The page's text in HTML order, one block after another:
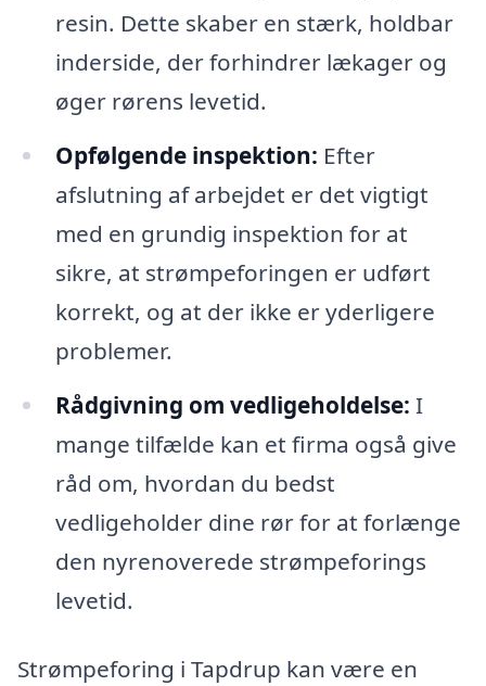
resin. Dette skaber en stærk, holdbar
inderside, der forhindrer lækager og
øger rørens levetid.
Opfølgende inspektion: Efter
afslutning af arbejdet er det vigtigt
med en grundig inspektion for at
sikre, at strømpeforingen er udført
korrekt, og at der ikke er yderligere
problemer.
Rådgivning om vedligeholdelse: I
mange tilfælde kan et firma også give
råd om, hvordan du bedst
vedligeholder dine rør for at forlænge
den nyrenoverede strømpeforings
levetid.
Strømpeforing i Tapdrup kan være en